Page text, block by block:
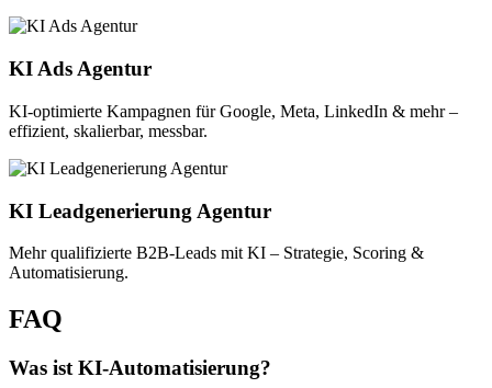
KI Ads Agentur
KI-optimierte Kampagnen für Google, Meta, LinkedIn & mehr –
effizient, skalierbar, messbar.
KI Leadgenerierung Agentur
Mehr qualifizierte B2B-Leads mit KI – Strategie, Scoring &
Automatisierung.
FAQ
Was ist KI-Automatisierung?